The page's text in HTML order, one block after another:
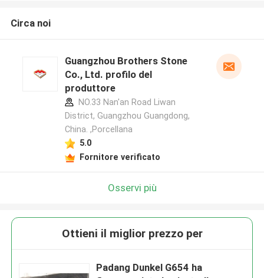
Circa noi
Guangzhou Brothers Stone
Co., Ltd. profilo del
produttore
NO.33 Nan'an Road Liwan
District, Guangzhou Guangdong,
China. ,Porcellana
5.0
Fornitore verificato
Osservi più
Ottieni il miglior prezzo per
Padang Dunkel G654 ha